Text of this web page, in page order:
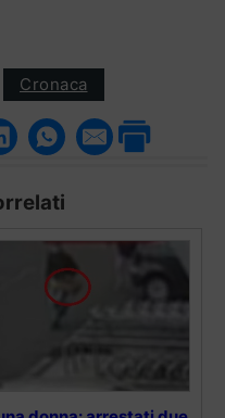
Cronaca